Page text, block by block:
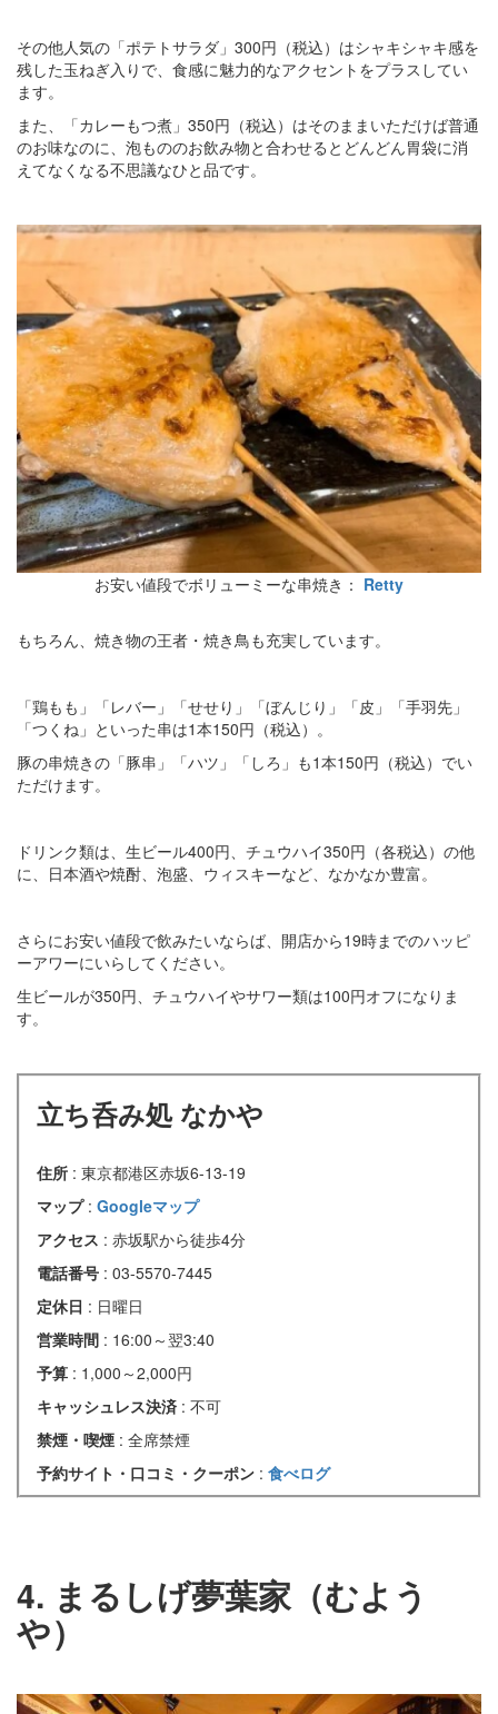
その他人気の「ポテトサラダ」300円（税込）はシャキシャキ感を
残した玉ねぎ入りで、食感に魅力的なアクセントをプラスしてい
ます。
また、「カレーもつ煮」350円（税込）はそのままいただけば普通
のお味なのに、泡もののお飲み物と合わせるとどんどん胃袋に消
えてなくなる不思議なひと品です。
お安い値段でボリューミーな串焼き： Retty
もちろん、焼き物の王者・焼き鳥も充実しています。
「鶏もも」「レバー」「せせり」「ぼんじり」「皮」「手羽先」
「つくね」といった串は1本150円（税込）。
豚の串焼きの「豚串」「ハツ」「しろ」も1本150円（税込）でい
ただけます。
ドリンク類は、生ビール400円、チュウハイ350円（各税込）の他
に、日本酒や焼酎、泡盛、ウィスキーなど、なかなか豊富。
さらにお安い値段で飲みたいならば、開店から19時までのハッピ
ーアワーにいらしてください。
生ビールが350円、チュウハイやサワー類は100円オフになりま
す。
立ち呑み処 なかや
住所 : 東京都港区赤坂6-13-19
マップ : Googleマップ
アクセス : 赤坂駅から徒歩4分
電話番号 : 03-5570-7445
定休日 : 日曜日
営業時間 : 16:00～翌3:40
予算 : 1,000～2,000円
キャッシュレス決済 : 不可
禁煙・喫煙 : 全席禁煙
予約サイト・口コミ・クーポン : 食べログ
4. まるしげ夢葉家（むよう
や）